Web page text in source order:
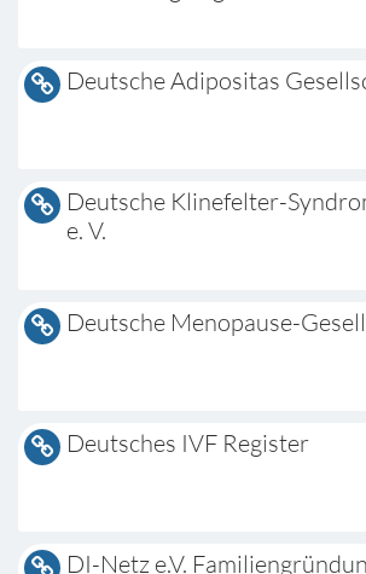
Deutsche Adipositas
Deutsche Klinefelter-
e. V.
Deutsche Menopause-
Deutsches IVF Register
DI-Netz e.V.